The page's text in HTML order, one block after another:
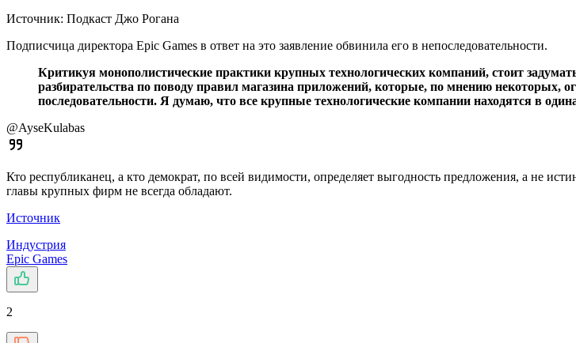
Источник: Подкаст Джо Рогана
Подписчица директора Epic Games в ответ на это заявление обвинила его в непоследовательности.
Критикуя монополистические практики крупных технологических компаний, стоит
разбирательства по поводу правил магазина приложений, которые, по мнению некоторых,
последовательности. Я думаю, что все крупные технологические компании находятся в
@AyseKulabas
Кто республиканец, а кто демократ, по всей видимости, определяет выгодность предложения, а не
главы крупных фирм не всегда обладают.
Источник
Индустрия
Epic Games
2